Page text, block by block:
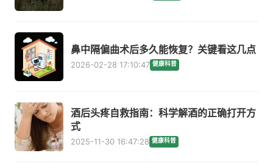
鼻中隔偏曲术后多久能恢复？关键看这几点
2026-02-28 17:10:47 健康科普
酒后头疼自救指南：科学解酒的正确打开方
式
2025-11-30 16:47:28 健康科普